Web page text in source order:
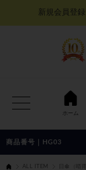
新規会員登
ホーム
HG03
ALL ITEM